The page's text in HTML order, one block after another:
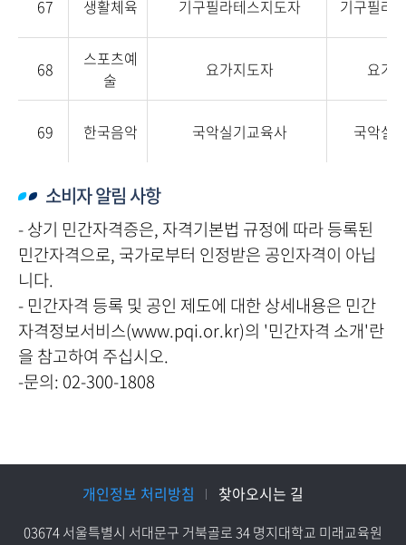
67 생활체육 기구필라테스지도자 기구필라
68
스포츠예
술
요가지도자 요가
69 한국음악 국악실기교육사 국악실
소비자 알림 사항
-상기 민간자격증은, 자격기본법 규정에 따라 등록된
민간자격으로, 국가로부터 인정받은 공인자격이 아닙
니다.
- 민간자격 등록 및 공인 제도에 대한 상세내용은 민간
자격정보서비스(www.pqi.or.kr)의 '민간자격 소개'란
을 참고하여 주십시오.
-문의: 02-300-1808
개인정보 처리방침 찾아오시는 길
03674 서울특별시 서대문구 거북골로 34 명지대학교 미래교육원